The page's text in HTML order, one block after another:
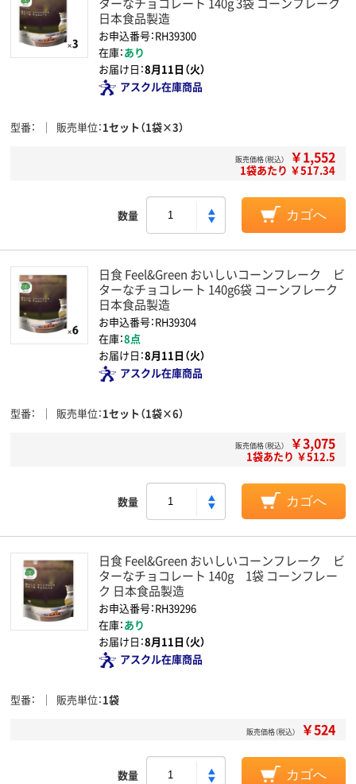
日本食品製造
お申込番号：RH39300
在庫：あり
お届け日：8月11日（火）
アスクル在庫商品
型番 販売単位 1セット（1袋×3）
販売価格（税込） ￥1,552
1袋あたり ￥517.34
数量 カゴへ
日食 Feel&Green おいしいコーンフレーク ビ
ターなチョコレート 140g6袋 コーンフレーク
日本食品製造
お申込番号：RH39304
在庫：8点
お届け日：8月11日（火）
アスクル在庫商品
型番 販売単位 1セット（1袋×6）
販売価格（税込） ￥3,075
1袋あたり ￥512.5
数量 カゴへ
日食 Feel&Green おいしいコーンフレーク ビ
ターなチョコレート 140g 1袋 コーンフレー
ク 日本食品製造
お申込番号：RH39296
在庫：あり
お届け日：8月11日（火）
アスクル在庫商品
型番 販売単位 1袋
販売価格（税込） ￥524
数量 カゴへ